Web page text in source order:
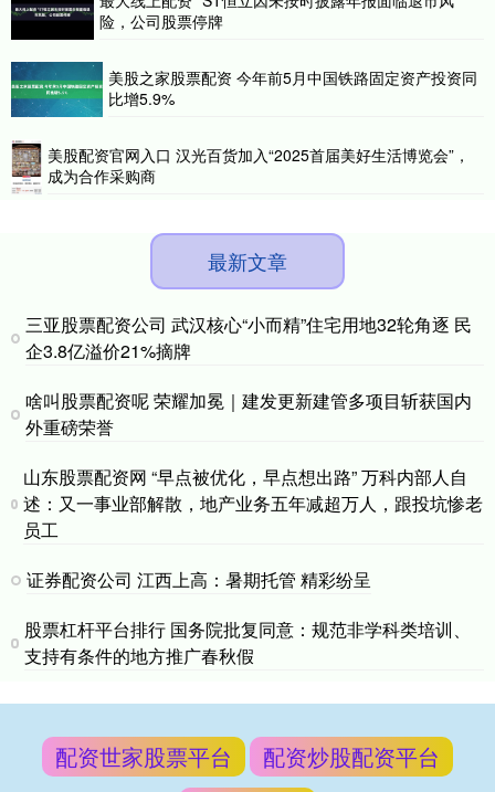
险，公司股票停牌
美股之家股票配资 今年前5月中国铁路固定资产投资同
比增5.9%
美股配资官网入口 汉光百货加入“2025首届美好生活博览会”，
成为合作采购商
最新文章
三亚股票配资公司 武汉核心“小而精”住宅用地32轮角逐 民
企3.8亿溢价21%摘牌
啥叫股票配资呢 荣耀加冕｜建发更新建管多项目斩获国内
外重磅荣誉
山东股票配资网 “早点被优化，早点想出路” 万科内部人自
述：又一事业部解散，地产业务五年减超万人，跟投坑惨老
员工
证券配资公司 江西上高：暑期托管 精彩纷呈
股票杠杆平台排行 国务院批复同意：规范非学科类培训、
支持有条件的地方推广春秋假
配资世家股票平台
配资炒股配资平台